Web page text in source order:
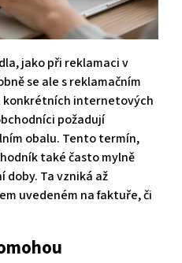
jako při reklamaci v
se ale s reklamačním
konkrétních internetových
požadují
obalu. Tento termín,
také často mylně
doby. Ta vzniká až
uvedeném na faktuře, či